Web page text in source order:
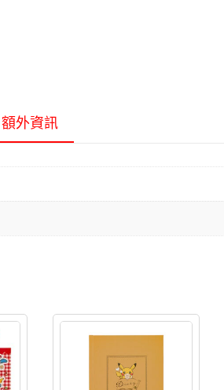
A5
記
額外資訊